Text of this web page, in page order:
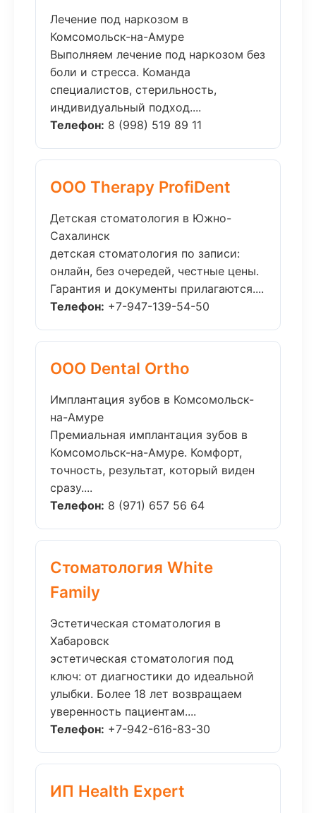
Лечение под наркозом в
Комсомольск-на-Амуре
Выполняем лечение под наркозом без
боли и стресса. Команда
специалистов, стерильность,
индивидуальный подход....
Телефон: 8 (998) 519 89 11
ООО Therapy ProfiDent
Детская стоматология в Южно-
Сахалинск
детская стоматология по записи:
онлайн, без очередей, честные цены.
Гарантия и документы прилагаются....
Телефон: +7-947-139-54-50
ООО Dental Ortho
Имплантация зубов в Комсомольск-
на-Амуре
Премиальная имплантация зубов в
Комсомольск-на-Амуре. Комфорт,
точность, результат, который виден
сразу....
Телефон: 8 (971) 657 56 64
Стоматология White
Family
Эстетическая стоматология в
Хабаровск
эстетическая стоматология под
ключ: от диагностики до идеальной
улыбки. Более 18 лет возвращаем
уверенность пациентам....
Телефон: +7-942-616-83-30
ИП Health Expert